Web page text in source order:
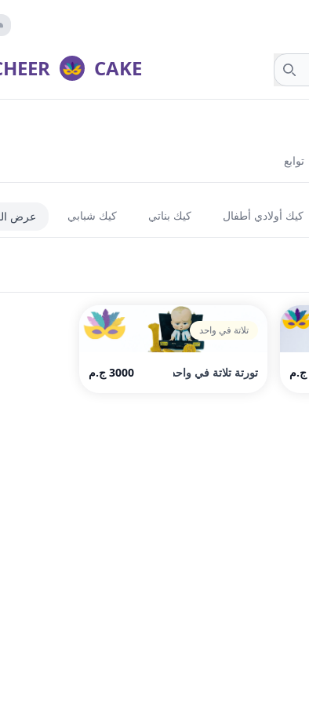
CAKE
توابع
كيك أولادي أطفال كيك بناتي كيك شبابي عرض
تلاتة في واحد
تورتة تلاتة في واحد 3000 ج.م